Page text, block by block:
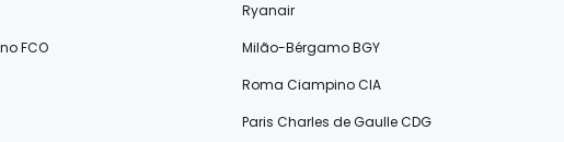
Ryanair
FCO
Milão-Bérgamo BGY
Roma Ciampino CIA
Paris Charles de Gaulle CDG